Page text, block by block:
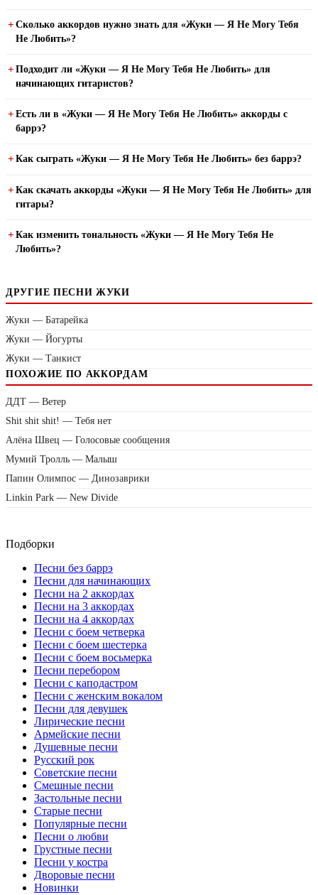
Сколько аккордов нужно знать для «Жуки — Я Не Могу Тебя
Не Любить»?
Подходит ли «Жуки — Я Не Могу Тебя Не Любить» для
начинающих гитаристов?
Есть ли в «Жуки — Я Не Могу Тебя Не Любить» аккорды с
баррэ?
Как сыграть «Жуки — Я Не Могу Тебя Не Любить» без баррэ?
Как скачать аккорды «Жуки — Я Не Могу Тебя Не Любить» для
гитары?
Как изменить тональность «Жуки — Я Не Могу Тебя Не
Любить»?
ДРУГИЕ ПЕСНИ ЖУКИ
Жуки — Батарейка
Жуки — Йогурты
Жуки — Танкист
ПОХОЖИЕ ПО АККОРДАМ
ДДТ — Ветер
Shit shit shit! — Тебя нет
Алёна Швец — Голосовые сообщения
Мумий Тролль — Малыш
Папин Олимпос — Динозаврики
Linkin Park — New Divide
Подборки
Песни без баррэ
Песни для начинающих
Песни на 2 аккордах
Песни на 3 аккордах
Песни на 4 аккордах
Песни с боем четверка
Песни с боем шестерка
Песни с боем восьмерка
Песни перебором
Песни с каподастром
Песни с женским вокалом
Песни для девушек
Лирические песни
Армейские песни
Душевные песни
Русский рок
Советские песни
Смешные песни
Застольные песни
Старые песни
Популярные песни
Песни о любви
Грустные песни
Песни у костра
Дворовые песни
Новинки